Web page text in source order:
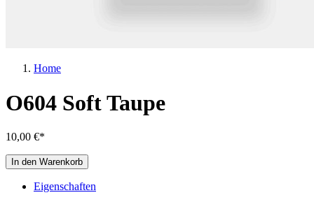
Home
O604 Soft Taupe
10,00 €*
In den Warenkorb
Eigenschaften